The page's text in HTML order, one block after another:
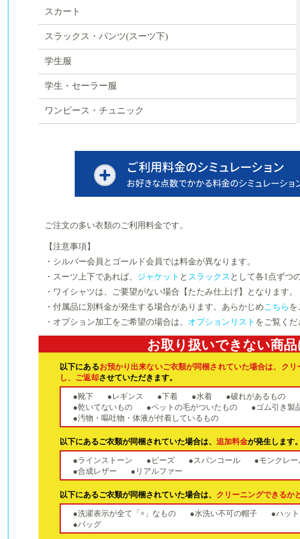
スカート
スラックス・パンツ(スーツ下)
学生服
学生・セーラー服
ワンピース・チュニック
ご注文の多い衣類のご利用料金です。
【注意事項】
・シルバー会員とゴールド会員では料金が異なります。
・スーツ上下であれば、 ジャケット と スラックス として各1点ずつ
・ワイシャツは、ご要望がない場合【たたみ仕上げ】となります。
・付属品に別料金が発生する場合があります。あらかじめこちら を
・オプション加工をご希望の場合は、 オプションリスト をご覧くだ
お取り扱いできない商
以下にあるお預かり出来ないご衣類が同梱されていた場合は、ク
し、ご返却させていただきます。
●靴下 ●レギンス ●下着 ●水着 ●破れがあるもの
●乾いてないもの
●ペットの毛がついたもの
●ゴム引き製
●汚物・嘔吐物・体液が付着しているもの
以下にあるご衣類が同梱されていた場合は、 追加料金が発生します
●ラインストーン ●ビーズ ●スパンコール
●モンクレ
●合成レザー
●リアルファー
以下にあるご衣類が同梱されていた場合は、 クリーニングできるか
●洗濯表示が全て「×」なもの ●水洗い不可の帽子
●ハット
●バッグ